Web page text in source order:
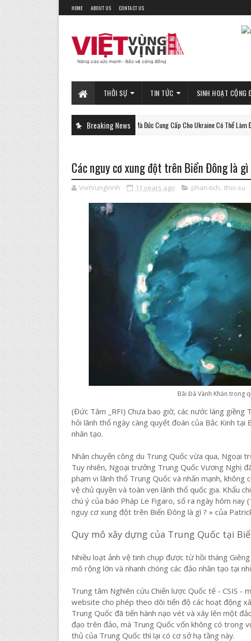
HOME ABOUT US CONTACT US
THỜI SỰ TIN TỨC SINH HOẠT CỘNG
Breaking News
PHAN-TICH Xe Tăng Gepard Mà Đức Cung Cấp Cho Ukraine Có Thể Làm Được Điều
Các nguy cơ xung đột trên Biển Đông là
VietVungVinh 11 years ago phan-tich, thoi-su
Bãi Đá Vành Khăn trong
(Đức Tâm _RFI) Chưa bao giờ, các nước láng
hỏi lãnh thổ ngày càng quyết đoán của Bắc Kinh
nhân tạo.
Nhân chuyến công du Trung Quốc vừa qua, Ngoại
Tuy nhiên, Ngoại trưởng Trung Quốc Vương Nghị
phạm vi lãnh thổ Trung Quốc và nhấn mạnh,
vệ chủ quyền và toàn vẹn lãnh thổ quốc gia. Khẩu
chú ý của báo Pháp Le Figaro, số ra ngày hôm
nguy cơ xung đột trên Biển Đông là gì ? » của
Quy mô xây dựng của Trung Quốc tại
Nhiều loạt ảnh vệ tinh chụp được từ hồi tháng
mô rộng lớn và nhanh chóng các đảo nhân tạo tại
Trung tâm Nghiên cứu Chiến lược Quốc tế - CSIS -
website cho phép theo dõi tiến độ các hoạt động
Trung Quốc đã tiến hành nạo vét và xây lên một
đạo trên đảo, mà Trung Quốc vốn không có trong
thủ của Trung Quốc thì lại có cơ sở hạ tầng này.